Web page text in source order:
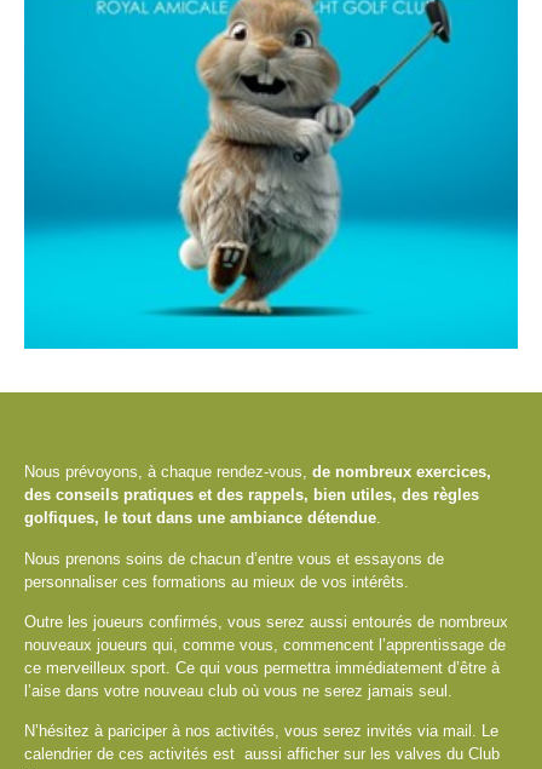
Nous prévoyons, à chaque rendez-vous, de nombreux exercices,
des conseils pratiques et des rappels, bien utiles, des règles
golfiques, le tout dans une ambiance détendue.
Nous prenons soins de chacun d’entre vous et essayons de
personnaliser ces formations au mieux de vos intérêts.
Outre les joueurs confirmés, vous serez aussi entourés de nombreux
nouveaux joueurs qui, comme vous, commencent l’apprentissage de
ce merveilleux sport. Ce qui vous permettra immédiatement d’être à
l’aise dans votre nouveau club où vous ne serez jamais seul.
N’hésitez à pariciper à nos activités, vous serez invités via mail. Le
calendrier de ces activités est aussi afficher sur les valves du Club